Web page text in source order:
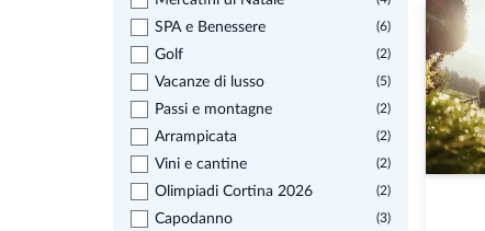
SPA e Benessere (6)
Golf (2)
Vacanze di lusso (5)
Passi e montagne (2)
Arrampicata (2)
Vini e cantine (2)
Olimpiadi Cortina 2026 (2)
Capodanno (3)